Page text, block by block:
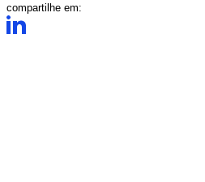
compartilhe em: